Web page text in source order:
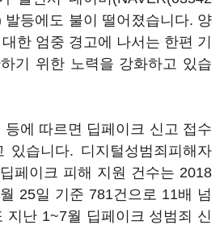
발등에도 불이 떨어졌습니다. 양
한 엄중 경고에 나서는 한편 기
기 위한 노력을 강화하고 있습
등에 따르면 딥페이크 신고 접수
있습니다. 디지털성범죄피해자
페이크 피해 지원 건수는 2018
25일 기준 781건으로 11배 넘
지난 1~7월 딥페이크 성범죄 신